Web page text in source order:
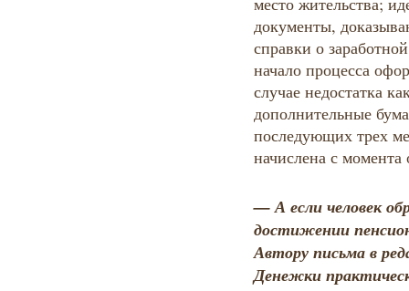
документы,
справки о
начало процесса
случае недостатка
дополнительные
последующих трех
начислена с
— А если человек
достижении
Автору письма в
Денежки